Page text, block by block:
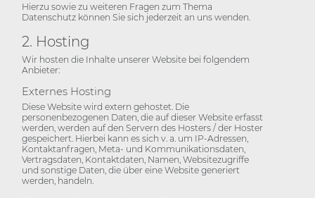
Hierzu sowie zu weiteren Fragen zum Thema
Datenschutz können Sie sich jederzeit an uns wenden.
2. Hosting
Wir hosten die Inhalte unserer Website bei folgendem
Anbieter:
Externes Hosting
Diese Website wird extern gehostet. Die
personenbezogenen Daten, die auf dieser Website erfasst
werden, werden auf den Servern des Hosters / der Hoster
gespeichert. Hierbei kann es sich v. a. um IP-Adressen,
Kontaktanfragen, Meta- und Kommunikationsdaten,
Vertragsdaten, Kontaktdaten, Namen, Websitezugriffe
und sonstige Daten, die über eine Website generiert
werden, handeln.